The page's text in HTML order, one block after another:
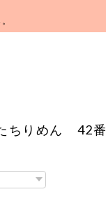
ちりめん 42番